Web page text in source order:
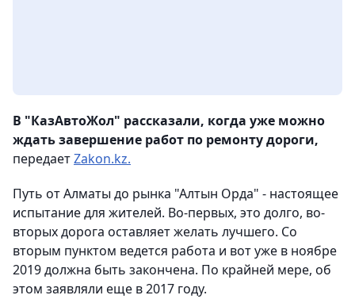
В "КазАвтоЖол" рассказали, когда уже можно
ждать завершение работ по ремонту дороги,
передаетZakon.kz.
Путь от Алматы до рынка "Алтын Орда" - настоящее
испытание для жителей. Во-первых, это долго, во-
вторых дорога оставляет желать лучшего. Со
вторым пунктом ведется работа и вот уже в ноябре
2019 должна быть закончена. По крайней мере, об
этом заявляли еще в 2017 году.